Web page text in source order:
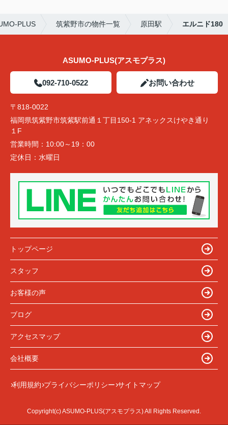
PLUS 筑紫野市の物件一覧 原田駅 エルニド180
ASUMO-PLUS(アスモプラス)
092-710-0522 お問い合わせ
〒818-0022
福岡県筑紫野市筑紫駅前通１丁目150-1 アネックスけやき通り
１F
営業時間： 10:00～19：00
定休日： 水曜日
トップページ
スタッフ
お客様の声
ブログ
アクセスマップ
会社概要
利用規約 プライバシーポリシー サイトマップ
Copyright(c) ASUMO-PLUS(アスモプラス) All Rights Reserved.